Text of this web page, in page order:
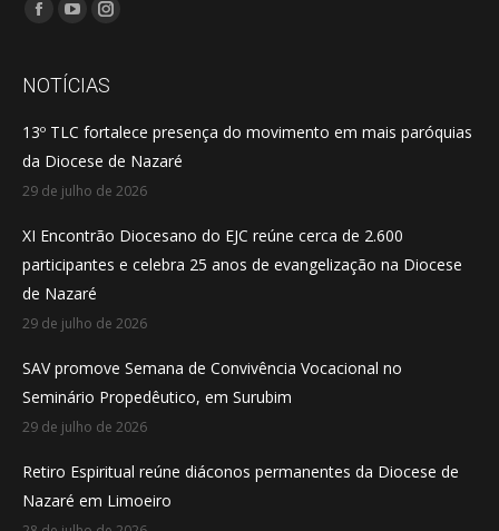
Encontre-nos em:
Facebook
opens
new
window
YouTube
opens
new
window
Instagram
opens
new
window
NOTÍCIAS
13º TLC fortalece presença do movimento em mais paróquias
da Diocese de Nazaré
29 de julho de 2026
XI Encontrão Diocesano do EJC reúne cerca de 2.600
participantes e celebra 25 anos de evangelização na Diocese
de Nazaré
29 de julho de 2026
SAV promove Semana de Convivência Vocacional no
Seminário Propedêutico, em Surubim
29 de julho de 2026
Retiro Espiritual reúne diáconos permanentes da Diocese de
Nazaré em Limoeiro